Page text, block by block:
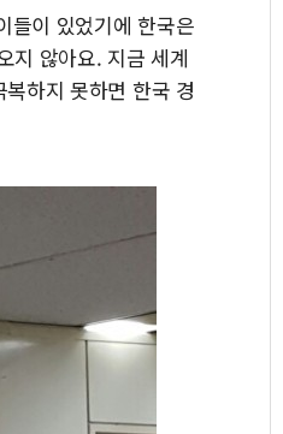
'檢 합수본 참여' 여부 논란...
들이 있었기에 한국은
지 않아요. 지금 세계
하지 못하면 한국 경